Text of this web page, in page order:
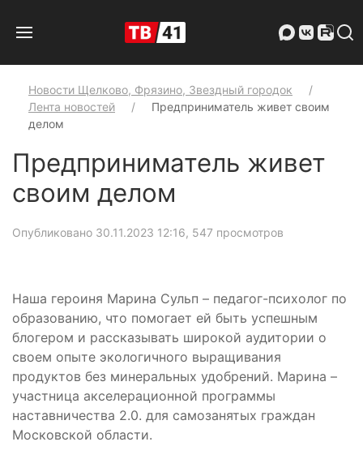
Новости Щелково, Фрязино, Звездный городок
Лента новостей
Предприниматель живет своим
делом
Предприниматель живет
своим делом
Опубликовано 30.11.2023 12:16, 547 просмотров
Наша героиня Марина Сульп – педагог-психолог по
образованию, что помогает ей быть успешным
блогером и рассказывать широкой аудитории о
своем опыте экологичного выращивания
продуктов без минеральных удобрений. Марина –
участница акселерационной программы
наставничества 2.0. для самозанятых граждан
Московской области.